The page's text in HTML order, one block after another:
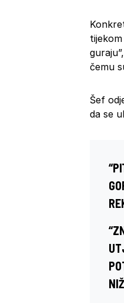
čemu
Šef
da se